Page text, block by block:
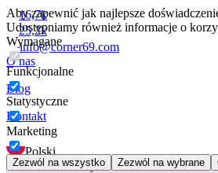
Aby zapewnić jak najlepsze
Udostępniamy również informacje o
Wymagane
Funkcjonalne
Statystyczne
Marketing
Zezwól na wszystko Zezwól na wybrane
16,7k
25,2k
info@corner69.com
O nas
Blog
Kontakt
Polski
😽Svakom Klitty: 65 zł TANIEJKod: